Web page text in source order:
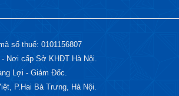
số thuế: 0101156807
- Nơi cấp Sở KHĐT Hà Nội.
Lợi - Giám Đốc.
P.Hai Bà Trưng, Hà Nội.